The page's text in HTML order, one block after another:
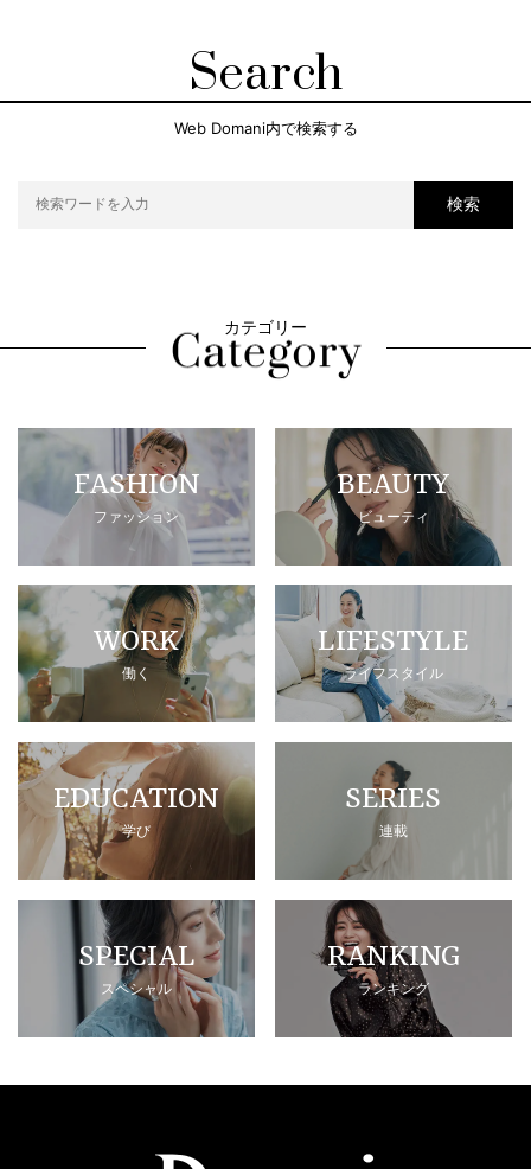
Search
Web Domani内で検索する
検索
カテゴリー
FASHION
ファッション
BEAUTY
ビューティ
WORK
働く
LIFESTYLE
ライフスタイル
EDUCATION
学び
SERIES
連載
SPECIAL
スペシャル
RANKING
ランキング